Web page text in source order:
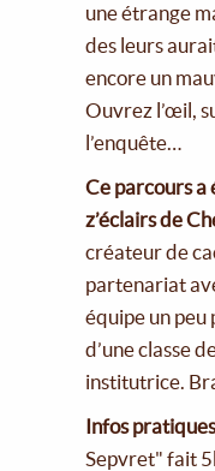
une étrange
des leurs
encore un
Ouvrez l’œil,
l’enquête…
Ce parcours a
z’éclairs de
créateur de
partenariat
équipe un peu
d’une classe
institutrice.
Infos
Sepvret" fait